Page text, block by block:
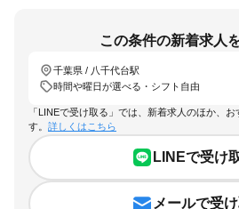
この条件の新着求人
千葉県 / 八千代台駅
時間や曜日が選べる・シフト自由
「LINEで受け取る」では、新着求人のほか、
す。 詳しくはこちら
LINEで受け
メールで受